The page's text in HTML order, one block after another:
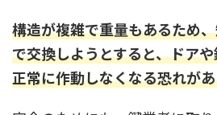
構造が複雑で重量もあるため
で交換しようとすると、ドア
正常に作動しなくなる恐れが